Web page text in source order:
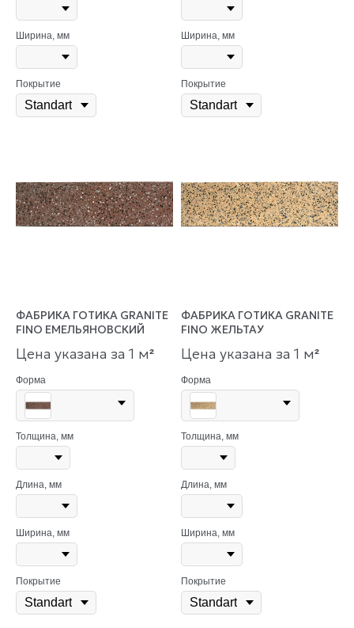
Ширина, мм
Покрытие
Ширина, мм
Покрытие
ФАБРИКА ГОТИКА GRANITE
FINO ЕМЕЛЬЯНОВСКИЙ
Цена указана за 1 м²
Форма
Толщина, мм
Длина, мм
Ширина, мм
Покрытие
ФАБРИКА ГОТИКА GRANITE
FINO ЖЕЛЬТАУ
Цена указана за 1 м²
Форма
Толщина, мм
Длина, мм
Ширина, мм
Покрытие